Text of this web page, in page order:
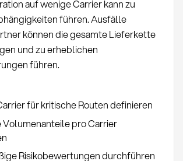
auf wenige Carrier kann zu
führen. Ausfälle
können die gesamte Lieferkette
und zu erheblichen
führen.
für kritische Routen definieren
Volumenanteile pro Carrier
Risikobewertungen durchführen